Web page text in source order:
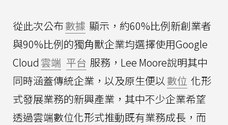
從此次公布數據 顯示，約60%比例新創業者
與90%比例的獨角獸企業均選擇使用Google
Cloud 雲端 平台 服務，Lee Moore說明其中
同時涵蓋傳統企業，以及原生便以 數位 化形
式發展業務的新興產業，其中不少企業希望
透過雲端數位化形式推動既有業務成長，而